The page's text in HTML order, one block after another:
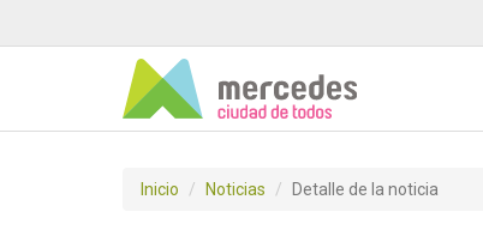
Inicio Noticias Detalle de la noticia